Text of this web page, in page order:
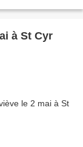
à St Cyr